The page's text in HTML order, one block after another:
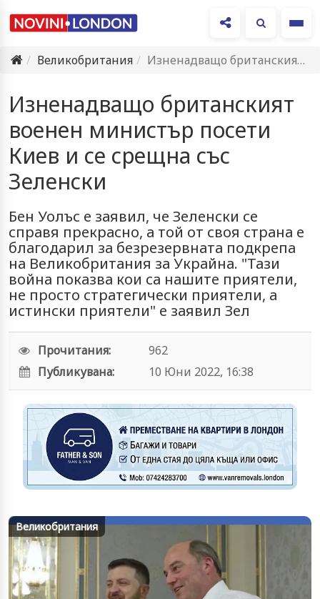
Великобритания
Изненадващо британският военен министър посети Киев и се срещна със…
Изненадващо британският
военен министър посети
Киев и се срещна със
Зеленски
Бен Уолъс е заявил, че Зеленски се
справя прекрасно, а той от своя страна е
благодарил за безрезервната подкрепа
на Великобритания за Украйна. "Тази
война показва кои са нашите приятели,
не просто стратегически приятели, а
истински приятели" е заявил Зел
Прочитания:
962
Публикувана:
10 Юни 2022, 16:38
Великобритания